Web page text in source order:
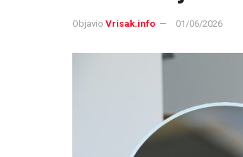
Objavio Vrisak.info 01/06/2026